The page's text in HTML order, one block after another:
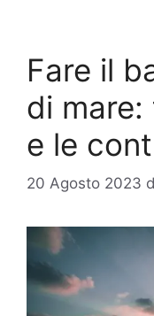
Fare il
di
e le
20 Agosto 2023